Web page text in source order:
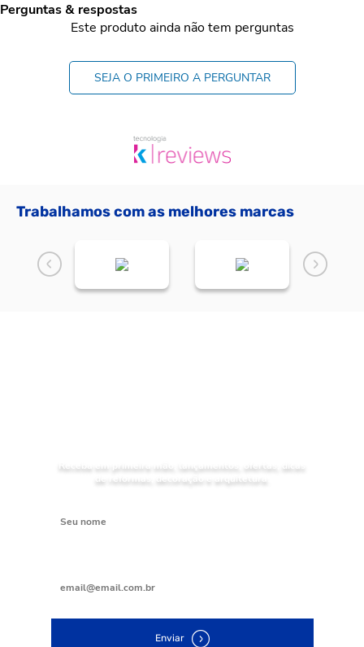
Perguntas & respostas
Este produto ainda não tem perguntas
SEJA O PRIMEIRO A PERGUNTAR
Trabalhamos com as melhores marcas
Receba em primeira mão, lançamentos, ofertas, dicas
de reformas, decoração e arquitetura.
Enviar